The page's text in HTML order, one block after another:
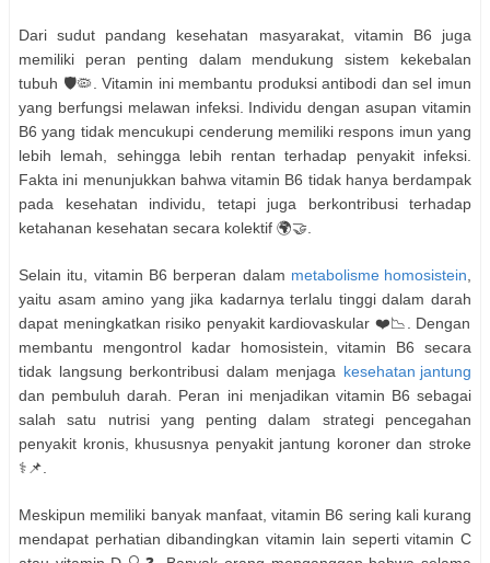
Dari sudut pandang kesehatan masyarakat, vitamin B6 juga
memiliki peran penting dalam mendukung sistem kekebalan
tubuh 🛡️🦠. Vitamin ini membantu produksi antibodi dan sel imun
yang berfungsi melawan infeksi. Individu dengan asupan vitamin
B6 yang tidak mencukupi cenderung memiliki respons imun yang
lebih lemah, sehingga lebih rentan terhadap penyakit infeksi.
Fakta ini menunjukkan bahwa vitamin B6 tidak hanya berdampak
pada kesehatan individu, tetapi juga berkontribusi terhadap
ketahanan kesehatan secara kolektif 🌍🤝.
Selain itu, vitamin B6 berperan dalam metabolisme homosistein
yaitu asam amino yang jika kadarnya terlalu tinggi dalam darah
dapat meningkatkan risiko penyakit kardiovaskular ❤️📉. Dengan
membantu mengontrol kadar homosistein, vitamin B6 secara
tidak langsung berkontribusi dalam menjaga kesehatan jantung
dan pembuluh darah. Peran ini menjadikan vitamin B6 sebagai
salah satu nutrisi yang penting dalam strategi pencegahan
penyakit kronis, khususnya penyakit jantung koroner dan stroke
⚕️📌.
Meskipun memiliki banyak manfaat, vitamin B6 sering kali kurang
mendapat perhatian dibandingkan vitamin lain seperti vitamin C